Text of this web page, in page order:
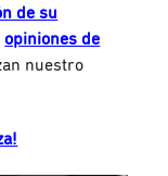
de su
opiniones de
nuestro